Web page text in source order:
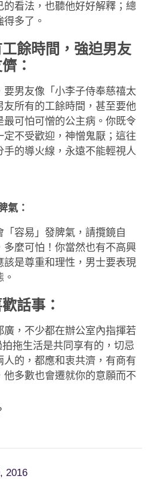
看法，也聽他好好解釋；總
多了。
工餘時間 ，強迫男友
：
男友像「小李子侍奉慈禧太
友所有的工餘時間，甚至要他
可怕可憎的公主病。你既令
不受歡迎，神憎鬼厭；這往
的導火線，永遠不能輕視人
氣：
容易」發脾氣，請攬鏡自
多麼可怕！你當然也有不高興
該是尊重和理性，男士要表現
話事：
廣，不少都在辦公室內指揮若
拖生活是共同享有的，切忌
的，都應和衷共濟，有商有
他多數也會遷就你的意願而不
2016